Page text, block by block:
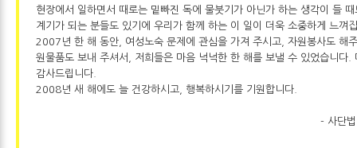
현장에서 일하면서 때로는 밑빠진 독에 물붓기가 아닌가 하는 생각이 들
계기가 되는 분들도 있기에 우리가 함께 하는 이 일이 더욱 소중하게 느껴
2007년 한 해 동안, 여성노숙 문제에 관심을 가져 주시고, 자원봉사도 해
원물품도 보내 주셔서, 저희들은 마음 넉넉한 한 해를 보낼 수 있었습니다.
감사드립니다.
2008년 새 해에도 늘 건강하시고, 행복하시기를 기원합니다.
- 사단